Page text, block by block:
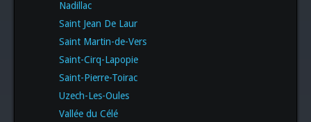
Nadillac
Saint Jean De Laur
Saint Martin-de-Vers
Saint-Cirq-Lapopie
Saint-Pierre-Toirac
Uzech-Les-Oules
Vallée du Célé